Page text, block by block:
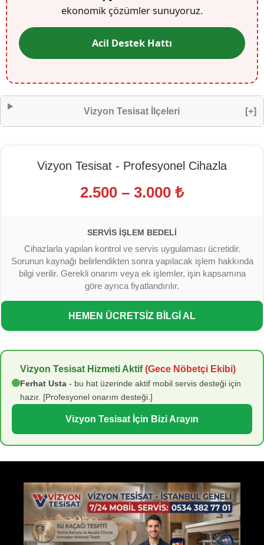
ekonomik çözümler sunuyoruz.
Acil Destek Hattı
Vizyon Tesisat İlçeleri [+]
Vizyon Tesisat - Profesyonel Cihazla
2.500 – 3.000 ₺
SERVIS İŞLEM BEDELI
Cihazlarla yapılan kontrol ve servis uygulaması ücretidir.
Sorunun kaynağı belirlendikten sonra yapılacak işlem hakkında
bilgi verilir. Gerekli onarım veya ek işlemler, işin kapsamına
göre ayrıca fiyatlandırılır.
HEMEN ÜCRETSİZ BİLGİ AL
Vizyon Tesisat Hizmeti Aktif(Gece Nöbetçi Ekibi)
Ferhat Usta - bu hat üzerinde aktif mobil servis desteği için
hazır. [Profesyonel onarım desteği.]
Vizyon Tesisat İçin Bizi Arayın